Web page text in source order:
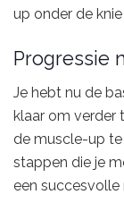
up onder de knie
Progressie
Je hebt nu de
klaar om verder
de muscle-up te
stappen die je
een succesvolle